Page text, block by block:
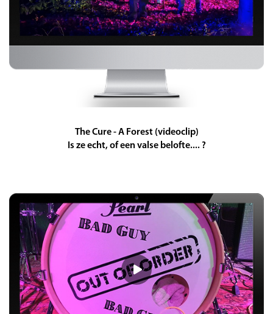
The Cure - A Forest (videoclip)
Is ze echt, of een valse belofte.... ?